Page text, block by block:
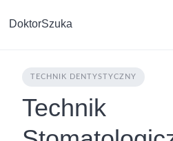
DoktorSzuka
TECHNIK DENTYSTYCZNY
Technik